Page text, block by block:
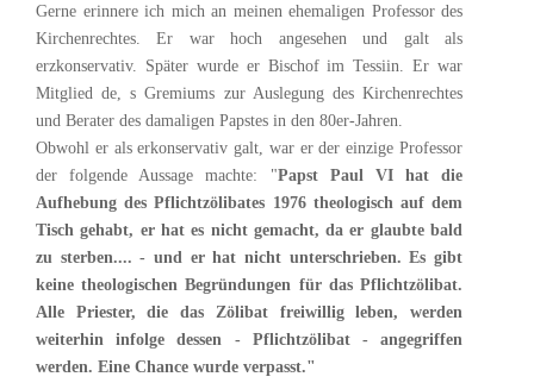
Gerne erinnere ich mich an meinen ehemaligen Professor des
Kirchenrechtes. Er war hoch angesehen und galt als
erzkonservativ. Später wurde er Bischof im Tessiin. Er war
Mitglied de, s Gremiums zur Auslegung des Kirchenrechtes
und Berater des damaligen Papstes in den 80er-Jahren.
Obwohl er als erkonservativ galt, war er der einzige Professor
der folgende Aussage machte: "Papst Paul VI hat die
Aufhebung des Pflichtzölibates 1976 theologisch auf dem
Tisch gehabt, er hat es nicht gemacht, da er glaubte bald
zu sterben.... - und er hat nicht unterschrieben. Es gibt
keine theologischen Begründungen für das Pflichtzölibat.
Alle Priester, die das Zölibat freiwillig leben, werden
weiterhin infolge dessen - Pflichtzölibat - angegriffen
werden. Eine Chance wurde verpasst."